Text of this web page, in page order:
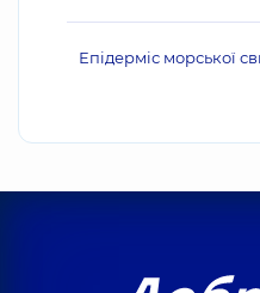
Епідерміс морської